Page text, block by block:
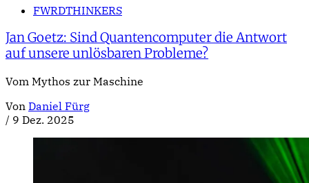
FWRDTHINKERS
Jan Goetz: Sind Quantencomputer die Antwort
auf unsere unlösbaren Probleme?
Vom Mythos zur Maschine
Von Daniel Fürg
/ 9 Dez. 2025